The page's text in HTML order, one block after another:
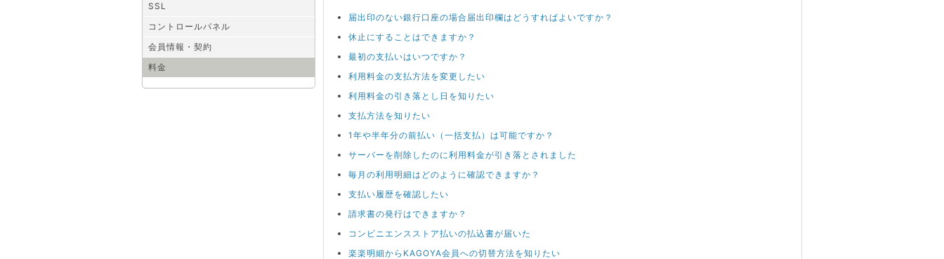
SSL
コントロールパネル
会員情報・契約
料金
届出印のない銀行口座の場合届出印欄はどうすればよいですか？
休止にすることはできますか？
最初の支払いはいつですか？
利用料金の支払方法を変更したい
利用料金の引き落とし日を知りたい
支払方法を知りたい
1年や半年分の前払い（一括支払）は可能ですか？
サーバーを削除したのに利用料金が引き落とされました
毎月の利用明細はどのように確認できますか？
支払い履歴を確認したい
請求書の発行はできますか？
コンビニエンスストア払いの払込書が届いた
楽楽明細からKAGOYA会員への切替方法を知りたい